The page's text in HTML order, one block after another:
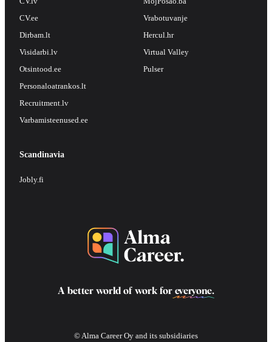
CV.ee
Dirbam.lt
Visidarbi.lv
Otsintood.ee
Personaloatrankos.lt
Recruitment.lv
Varbamisteenused.ee
Vrabotuvanje
Hercul.hr
Virtual Valley
Pulser
Scandinavia
Jobly.fi
A better world of work for everyone.
© Alma Career Oy and its subsidiaries